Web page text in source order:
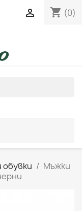
shopping_cart (0)

Мъжки